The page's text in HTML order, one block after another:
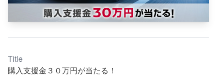
Title
購入支援金３０万円が当たる！